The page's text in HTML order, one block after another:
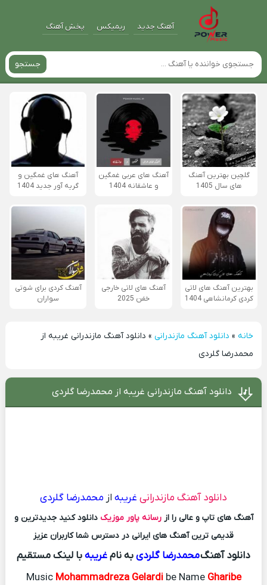
آهنگ جدید ریمیکس پخش آهنگ
جستجو
گلچین بهترین آهنگ
های سال 1405
آهنگ های عربی غمگین
و عاشقانه 1404
آهنگ های غمگین و
گریه آور جدید 1404
بهترین آهنگ های لاتی
کردی کرمانشاهی 1404
آهنگ های لاتی خارجی
خفن 2025
آهنگ کردی برای شوتی
سواران
خانه» دانلود آهنگ مازندرانی» دانلود آهنگ مازندرانی غریبه از
محمدرضا گلردی
دانلود آهنگ مازندرانی غریبه از محمدرضا گلردی
دانلود آهنگ مازندرانی غریبه از محمدرضا گلردی
آهنگ های تاپ و عالی را ازرسانه پاور موزیک دانلود کنید جدیدترین و
قدیمی ترین آهنگ های ایرانی در دسترس شما کاربران عزیز
دانلود آهنگمحمدرضا گلردیبه نامغریبهبا لینک مستقیم
MusicMohammadreza Gelardi be NameGharibe